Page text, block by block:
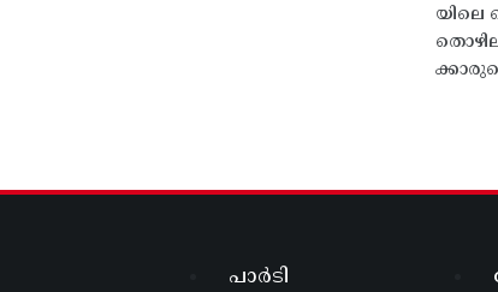
യിലെ
പാർടി